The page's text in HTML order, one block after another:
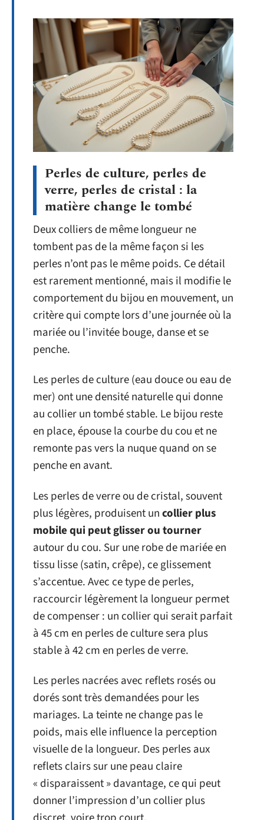
Perles de culture, perles de
verre, perles de cristal : la
matière change le tombé
Deux colliers de même longueur ne
tombent pas de la même façon si les
perles n’ont pas le même poids. Ce détail
est rarement mentionné, mais il modifie le
comportement du bijou en mouvement, un
critère qui compte lors d’une journée où la
mariée ou l’invitée bouge, danse et se
penche.
Les perles de culture (eau douce ou eau de
mer) ont une densité naturelle qui donne
au collier un tombé stable. Le bijou reste
en place, épouse la courbe du cou et ne
remonte pas vers la nuque quand on se
penche en avant.
Les perles de verre ou de cristal, souvent
plus légères, produisent uncollier plus
mobile qui peut glisser ou tourner
autour du cou. Sur une robe de mariée en
tissu lisse (satin, crêpe), ce glissement
s’accentue. Avec ce type de perles,
raccourcir légèrement la longueur permet
de compenser : un collier qui serait parfait
à 45 cm en perles de culture sera plus
stable à 42 cm en perles de verre.
Les perles nacrées avec reflets rosés ou
dorés sont très demandées pour les
mariages. La teinte ne change pas le
poids, mais elle influence la perception
visuelle de la longueur. Des perles aux
reflets clairs sur une peau claire
« disparaissent » davantage, ce qui peut
donner l’impression d’un collier plus